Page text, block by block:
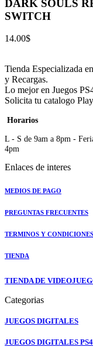
DARK SOULS
SWITCH
14.00$
Tienda Especializada
y Recargas.
Lo mejor en Juegos
Solicita tu catalogo
Horarios
L - S de 9am a 8pm -
4pm
Enlaces de interes
MEDIOS DE PAGO
PREGUNTAS FRECUENTES
TERMINOS Y CONDICIONES
TIENDA
TIENDA DE
Categorias
JUEGOS DIGITALES
JUEGOS DIGITALES PS4